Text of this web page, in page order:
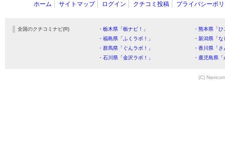
ホーム サイトマップ ログイン クチコミ投稿 プライバシーポ
全国のクチコミナビ(R) ・栃木県「栃ナビ！」
・熊本県「
・福島県「ふくラボ！」
・新潟県「
・群馬県「ぐんラボ！」
・香川県「
・石川県「金沢ラボ！」
・鹿児島県
(C)